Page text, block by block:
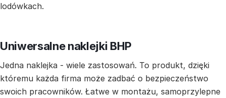
lodówkach.
Uniwersalne naklejki BHP
Jedna naklejka - wiele zastosowań. To produkt, dzięki
któremu każda firma może zadbać o bezpieczeństwo
swoich pracowników. Łatwe w montażu, samoprzylepne